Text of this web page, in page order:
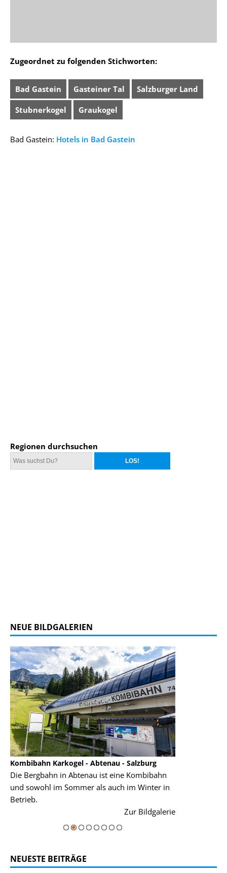
Zugeordnet zu folgenden Stichworten:
Bad Gastein Gasteiner Tal Salzburger Land
Stubnerkogel Graukogel
Bad Gastein: Hotels in Bad Gastein
Regionen durchsuchen
NEUE BILDGALERIEN
Kombibahn Karkogel - Abtenau - Salzburg
Die Bergbahn in Abtenau ist eine Kombibahn
und sowohl im Sommer als auch im Winter in
Betrieb.
Zur Bildgalerie
NEUESTE BEITRÄGE